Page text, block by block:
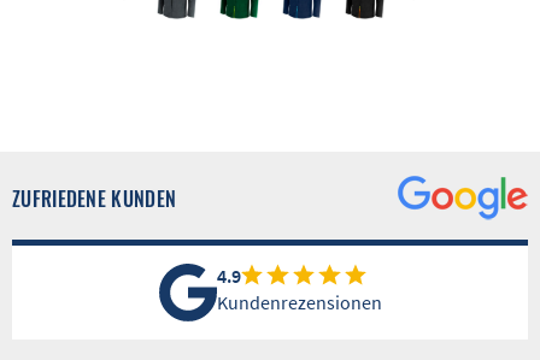
ZUFRIEDENE KUNDEN
4.9
Kundenrezensionen